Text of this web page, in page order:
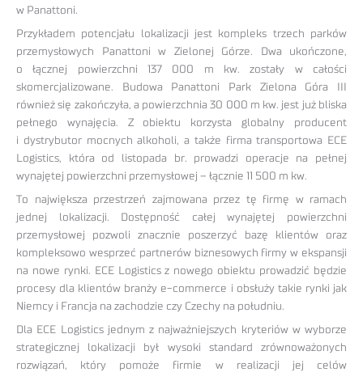
w Panattoni.
Przykładem potencjału lokalizacji jest kompleks trzech parków
przemysłowych Panattoni w Zielonej Górze. Dwa ukończone,
o łącznej powierzchni 137 000 m kw. zostały w całości
skomercjalizowane. Budowa Panattoni Park Zielona Góra III
również się zakończyła, a powierzchnia 30 000 m kw. jest już bliska
pełnego wynajęcia. Z obiektu korzysta globalny producent
i dystrybutor mocnych alkoholi, a także firma transportowa ECE
Logistics, która od listopada br. prowadzi operacje na pełnej
wynajętej powierzchni przemysłowej – łącznie 11 500 m kw.
To największa przestrzeń zajmowana przez tę firmę w ramach
jednej lokalizacji. Dostępność całej wynajętej powierzchni
przemysłowej pozwoli znacznie poszerzyć bazę klientów oraz
kompleksowo wesprzeć partnerów biznesowych firmy w ekspansji
na nowe rynki. ECE Logistics z nowego obiektu prowadzić będzie
procesy dla klientów branży e-commerce i obsłuży takie rynki jak
Niemcy i Francja na zachodzie czy Czechy na południu.
Dla ECE Logistics jednym z najważniejszych kryteriów w wyborze
strategicznej lokalizacji był wysoki standard zrównoważonych
rozwiązań, który pomoże firmie w realizacji jej celów